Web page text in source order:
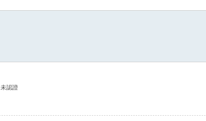
未認證